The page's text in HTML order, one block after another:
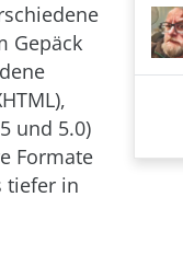
Gepäck
und 5.0)
Formate
tiefer in